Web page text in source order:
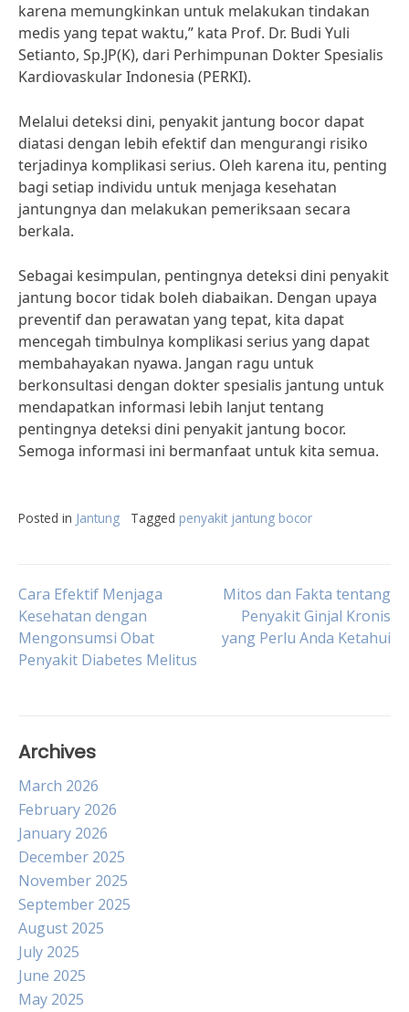
karena memungkinkan untuk melakukan tindakan
medis yang tepat waktu,” kata Prof. Dr. Budi Yuli
Setianto, Sp.JP(K), dari Perhimpunan Dokter Spesialis
Kardiovaskular Indonesia (PERKI).
Melalui deteksi dini, penyakit jantung bocor dapat
diatasi dengan lebih efektif dan mengurangi risiko
terjadinya komplikasi serius. Oleh karena itu, penting
bagi setiap individu untuk menjaga kesehatan
jantungnya dan melakukan pemeriksaan secara
berkala.
Sebagai kesimpulan, pentingnya deteksi dini penyakit
jantung bocor tidak boleh diabaikan. Dengan upaya
preventif dan perawatan yang tepat, kita dapat
mencegah timbulnya komplikasi serius yang dapat
membahayakan nyawa. Jangan ragu untuk
berkonsultasi dengan dokter spesialis jantung untuk
mendapatkan informasi lebih lanjut tentang
pentingnya deteksi dini penyakit jantung bocor.
Semoga informasi ini bermanfaat untuk kita semua.
Posted in Jantung Tagged penyakit jantung bocor
Post
navigation
Cara Efektif Menjaga
Kesehatan dengan
Mengonsumsi Obat
Penyakit Diabetes Melitus
Mitos dan Fakta tentang
Penyakit Ginjal Kronis
yang Perlu Anda Ketahui
Archives
March 2026
February 2026
January 2026
December 2025
November 2025
September 2025
August 2025
July 2025
June 2025
May 2025